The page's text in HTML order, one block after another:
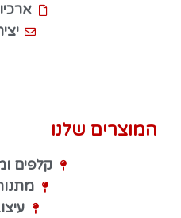
המוצרים שלנו
קלפים